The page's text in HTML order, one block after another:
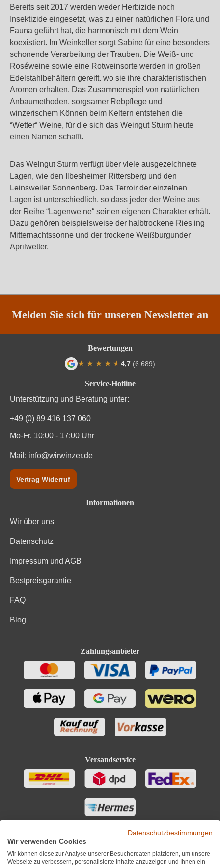
Bereits seit 2017 werden weder Herbizide noch
Insektizide eingesetzt, was zu einer natürlichen Flora und
Fauna geführt hat, die harmonisch mit dem Wein
koexistiert. Im Weinkeller sorgt Sabine für eine besonders
schonende Verarbeitung der Trauben. Die Weiß- und
Roséweine sowie eine Rotweinsorte werden in großen
Edelstahlbehältern gereift, wo sie ihre charakteristischen
Aromen erhalten. Das Zusammenspiel von natürlichen
Anbaumethoden, sorgsamer Rebpflege und
winzerischem Können beim Keltern entstehen die
“Wetter“ Weine, für die sich das Weingut Sturm heute
einen Namen schafft.
Das Weingut Sturm verfügt über viele ausgezeichnete
Lagen, wie den Ilbesheimer Rittersberg und den
Leinsweiler Sonnenberg. Das Terroir der einzelnen
Lagen ist unterschiedlich, so dass jeder der Weine aus
der Reihe “Lagenweine“ seinen eigenen Charakter erhält.
Dazu gehören beispielsweise der halbtrockene Riesling
Mitternachtssonne und der trockene Weißburgunder
Aprilwetter.
Melden Sie sich für unseren Newsletter an
Service-Hotline
Unterstützung und Beratung unter:
+49 (0) 89 416 137 060
Mo-Fr, 10:00 - 17:00 Uhr
Mail: info@wirwinzer.de
Vertrag Widerruf
Informationen
Wir über uns
Datenschutz
Impressum und AGB
Bestpreisgarantie
FAQ
Blog
Zahlungsanbieter
Versandservice
Bewertungen
★ ★ ★ ★ ★
★ 4,7 (6.689)
Datenschutzbestimmungen
Wir verwenden Cookies
Wir können diese zur Analyse unserer Besucherdaten platzieren, um unsere
Webseite zu verbessern, personalisierte Inhalte anzuzeigen und Ihnen ein